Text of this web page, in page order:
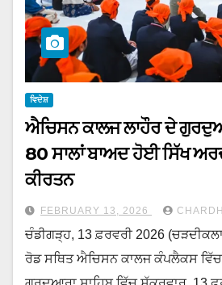
ਵਿਦੇਸ਼
ਐਚਿਸਨ ਕਾਲਜ ਲਾਹੌਰ ਦੇ
80 ਸਾਲਾਂ ਬਾਅਦ ਹੋਈ ਸਿੱਖ
ਕੀਰਤਨ
FEBRUARY 13, 2026
ਚੰਡੀਗੜ੍ਹ, 13 ਫ਼ਰਵਰੀ 2026
ਰੋਡ ਸਥਿਤ ਐਚਿਸਨ ਕਾਲਜ ਕੰਪਲੈਕਸ ਵਿੱਚ